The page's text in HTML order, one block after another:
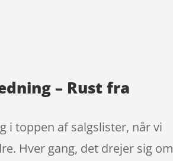
– Rust fra
i toppen af salgslister, når vi
Hver gang, det drejer sig om